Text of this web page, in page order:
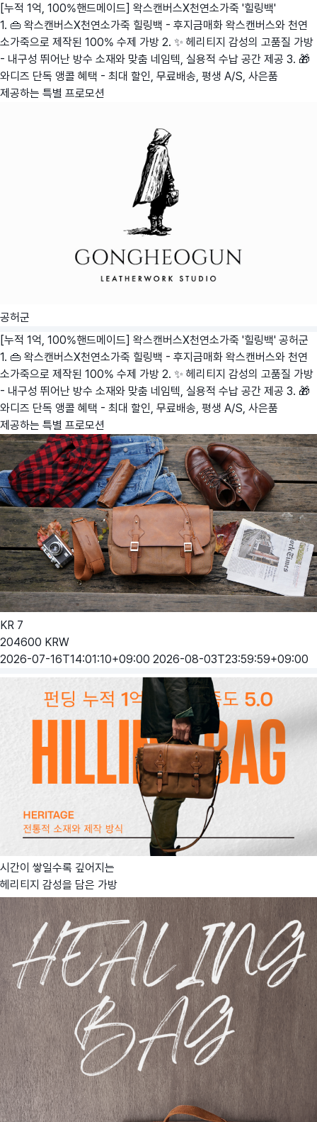
[누적 1억, 100%핸드메이드] 왁스캔버스X천연소가죽 '힐링백'
1. 👜 왁스캔버스X천연소가죽 힐링백 - 후지금매화 왁스캔버스와 천연
소가죽으로 제작된 100% 수제 가방 2. ✨ 헤리티지 감성의 고품질 가방
- 내구성 뛰어난 방수 소재와 맞춤 네임텍, 실용적 수납 공간 제공 3. 🎁
와디즈 단독 앵콜 혜택 - 최대 할인, 무료배송, 평생 A/S, 사은품
제공하는 특별 프로모션
공허군
[누적 1억, 100%핸드메이드] 왁스캔버스X천연소가죽 '힐링백' 공허군
1. 👜 왁스캔버스X천연소가죽 힐링백 - 후지금매화 왁스캔버스와 천연
소가죽으로 제작된 100% 수제 가방 2. ✨ 헤리티지 감성의 고품질 가방
- 내구성 뛰어난 방수 소재와 맞춤 네임텍, 실용적 수납 공간 제공 3. 🎁
와디즈 단독 앵콜 혜택 - 최대 할인, 무료배송, 평생 A/S, 사은품
제공하는 특별 프로모션
KR 7
204600 KRW
2026-07-16T14:01:10+09:00 2026-08-03T23:59:59+09:00
시간이 쌓일수록 깊어지는
헤리티지 감성을 담은 가방